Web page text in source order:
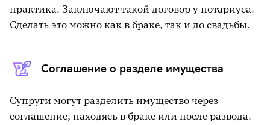
практика. Заключают такой договор у нотариуса.
Сделать это можно как в браке, так и до свадьбы.
Соглашение о разделе имущества
Супруги могут разделить имущество через
соглашение, находясь в браке или после развода.